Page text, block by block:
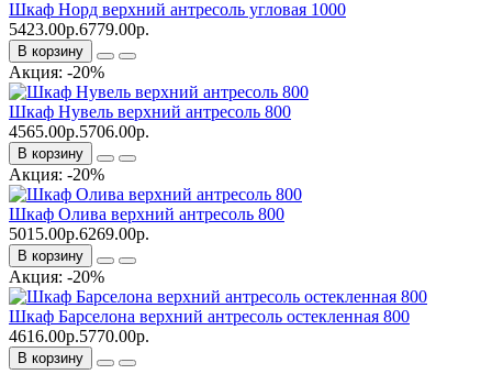
Шкаф Норд верхний антресоль угловая 1000
5423.00р.6779.00р.
В корзину
Акция: -20%
Шкаф Нувель верхний антресоль 800
4565.00р.5706.00р.
В корзину
Акция: -20%
Шкаф Олива верхний антресоль 800
5015.00р.6269.00р.
В корзину
Акция: -20%
Шкаф Барселона верхний антресоль остекленная 800
4616.00р.5770.00р.
В корзину